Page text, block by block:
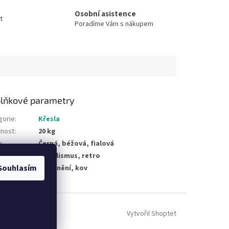
Osobní asistence
Poradíme Vám s nákupem
parametry
:
Křesla
:
20 kg
:
Černá, béžová, fialová
socialismus, retro
: čalounění, kov
Vytvořil Shoptet